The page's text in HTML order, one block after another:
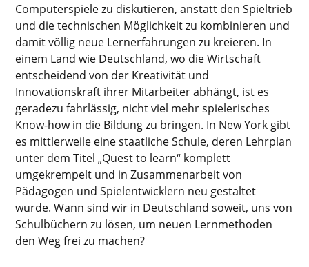
Computerspiele zu diskutieren, anstatt den Spieltrieb
und die technischen Möglichkeit zu kombinieren und
damit völlig neue Lernerfahrungen zu kreieren. In
einem Land wie Deutschland, wo die Wirtschaft
entscheidend von der Kreativität und
Innovationskraft ihrer Mitarbeiter abhängt, ist es
geradezu fahrlässig, nicht viel mehr spielerisches
Know-how in die Bildung zu bringen. In New York gibt
es mittlerweile eine staatliche Schule, deren Lehrplan
unter dem Titel „Quest to learn“ komplett
umgekrempelt und in Zusammenarbeit von
Pädagogen und Spielentwicklern neu gestaltet
wurde. Wann sind wir in Deutschland soweit, uns von
Schulbüchern zu lösen, um neuen Lernmethoden
den Weg frei zu machen?